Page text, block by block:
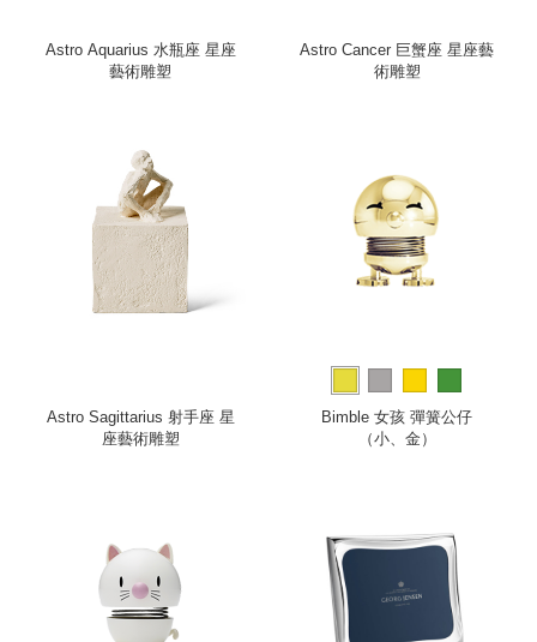
Astro Aquarius 水瓶座 星座
藝術雕塑
Astro Cancer 巨蟹座 星座藝
術雕塑
Astro Sagittarius 射手座 星
座藝術雕塑
Bimble 女孩 彈簧公仔
（小、金）